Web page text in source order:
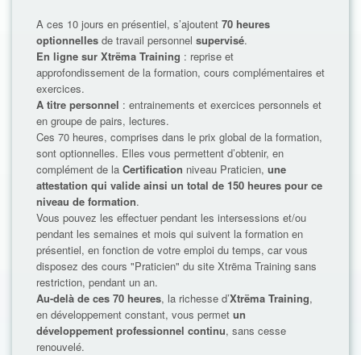
A ces 10 jours en présentiel, s’ajoutent 70 heures
optionnelles de travail personnel supervisé.
En ligne sur Xtrëma Training : reprise et
approfondissement de la formation, cours complémentaires et
exercices.
A titre personnel : entrainements et exercices personnels et
en groupe de pairs, lectures.
Ces 70 heures, comprises dans le prix global de la formation,
sont optionnelles. Elles vous permettent d’obtenir, en
complément de la Certification niveau Praticien, une
attestation qui valide ainsi un total de 150 heures pour ce
niveau de formation.
Vous pouvez les effectuer pendant les intersessions et/ou
pendant les semaines et mois qui suivent la formation en
présentiel, en fonction de votre emploi du temps, car vous
disposez des cours "Praticien" du site Xtrëma Training sans
restriction, pendant un an.
Au-delà de ces 70 heures, la richesse d’Xtrëma Training,
en développement constant, vous permet un
développement professionnel continu, sans cesse
renouvelé.